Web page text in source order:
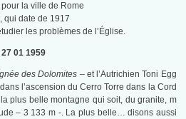
la ville de Rome
qui date de 1917
les problèmes de l’Église.
27 01 1959
des Dolomites – et l’Autrichien Toni Egg
l’ascension du Cerro Torre dans la Cord
plus belle montagne qui soit, du granite, m
– 3 133 m -. La plus belle… disons aussi